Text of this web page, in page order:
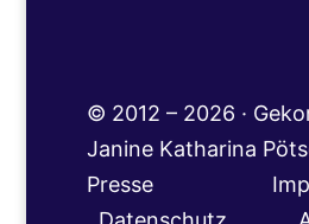
© 2012 – 2026 ·
Janine
Presse